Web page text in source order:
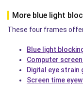
More blue light
These four frames
Blue light
Computer
Digital eye strain
Screen time